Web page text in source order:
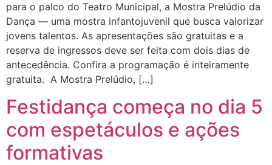
para o palco do Teatro Municipal, a Mostra Prelúdio da
Dança — uma mostra infantojuvenil que busca valorizar
jovens talentos. As apresentações são gratuitas e a
reserva de ingressos deve ser feita com dois dias de
antecedência. Confira a programação é inteiramente
gratuita. A Mostra Prelúdio, […]
Festidança começa no dia 5
com espetáculos e ações
formativas